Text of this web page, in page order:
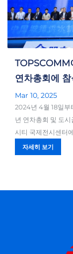
TOPSCOMM
연차총회에
Mar 10, 2025
2024년 4월 18일부
년 연차총회 및 도
시티 국제전시센터
로...자세히 보기